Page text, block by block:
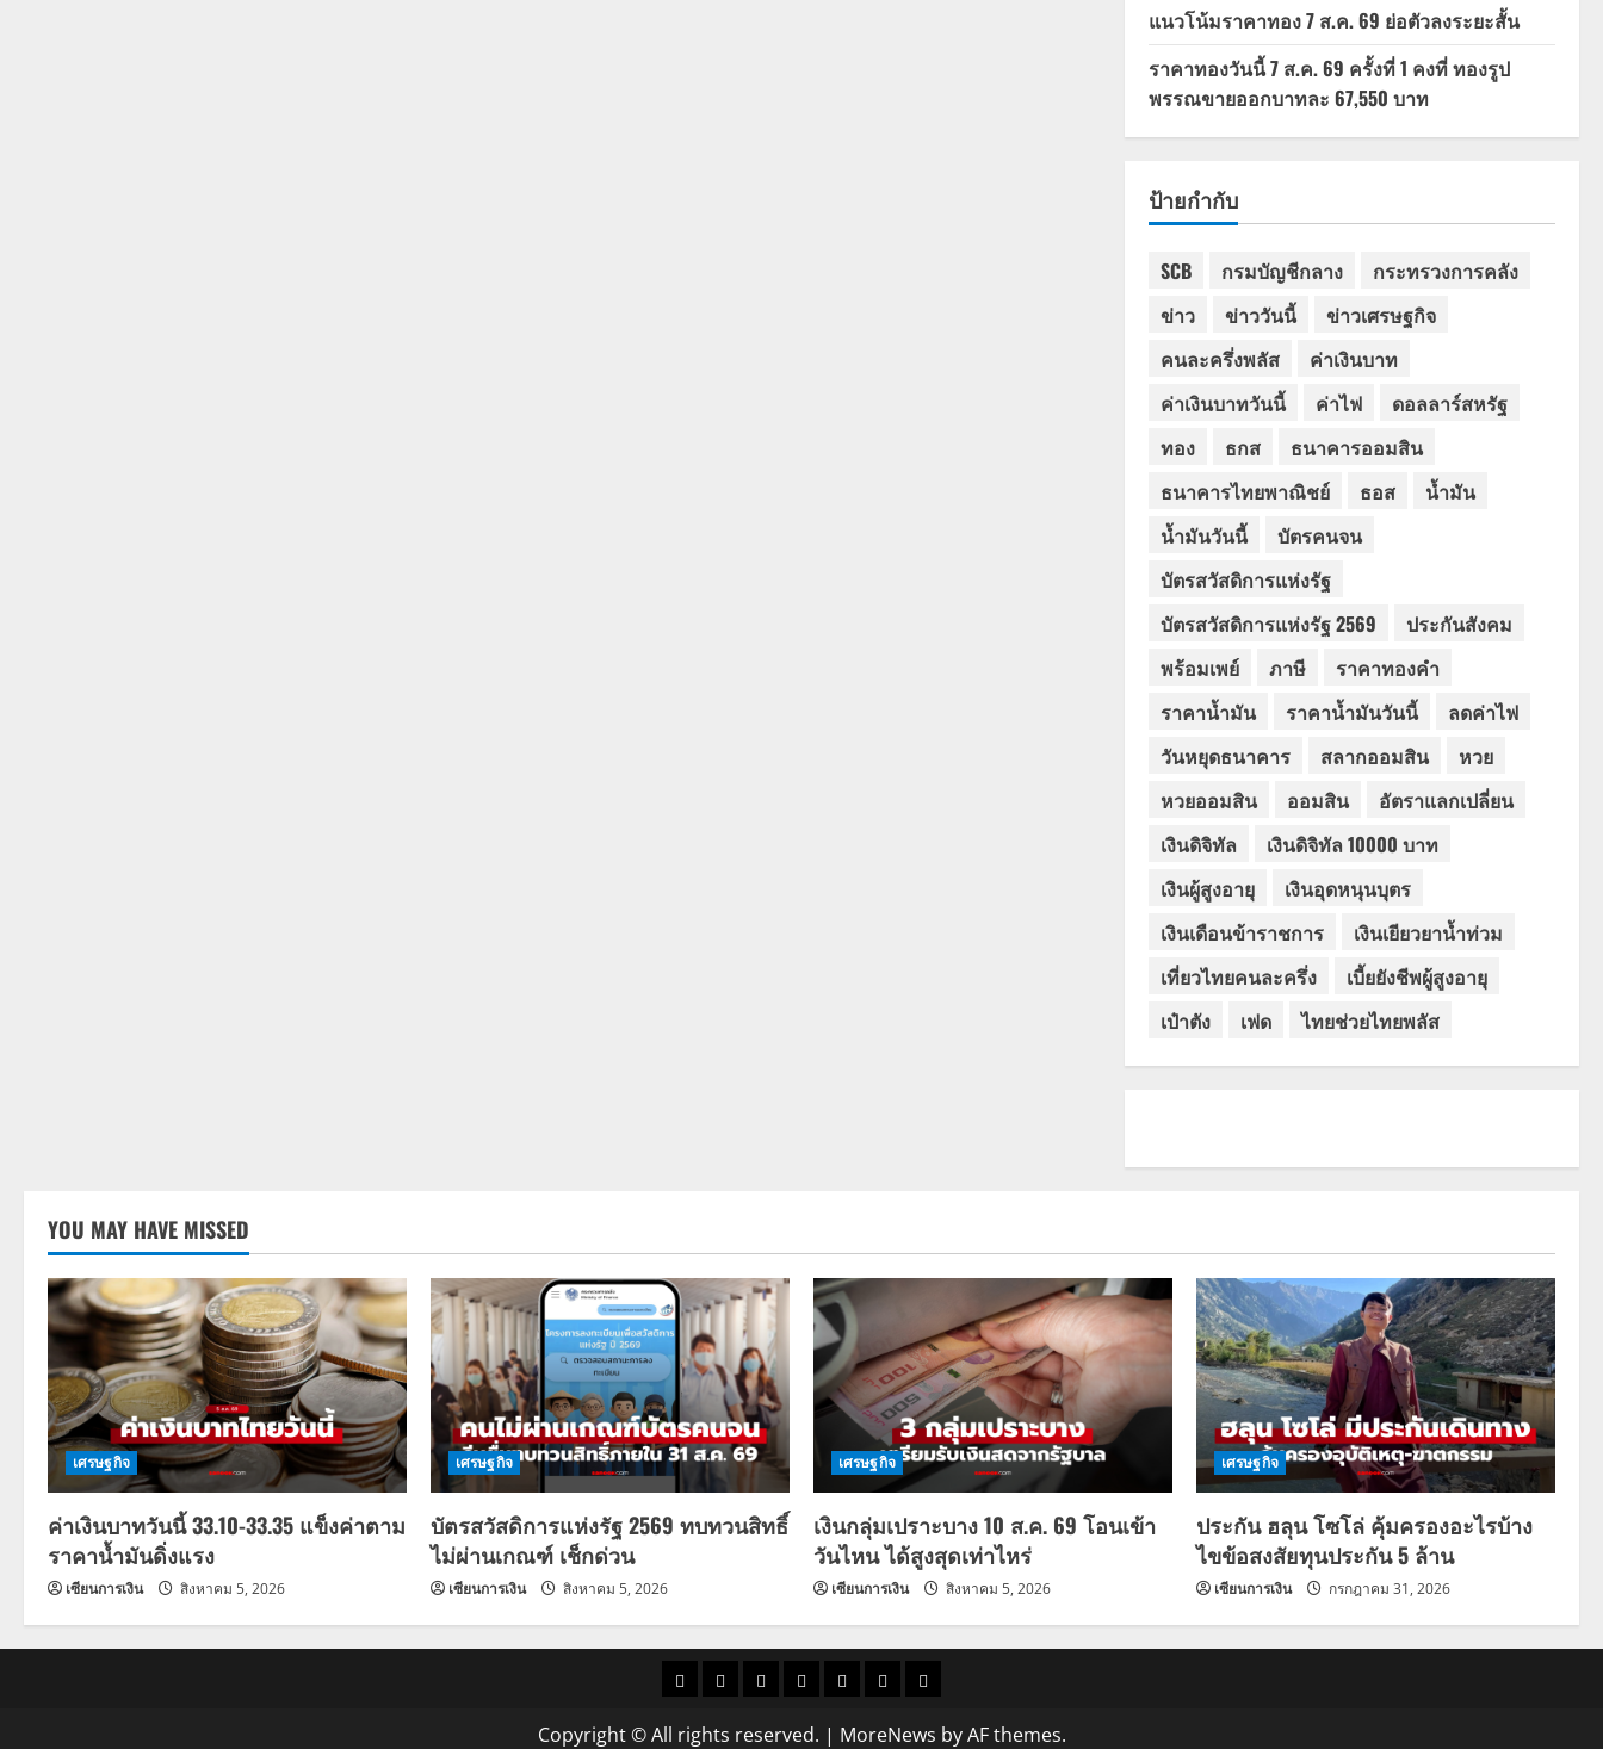
แนวโน้มราคาทอง 7 ส.ค. 69 ย่อตัวลงระยะสั้น
ราคาทองวันนี้ 7 ส.ค. 69 ครั้งที่ 1 คงที่ ทองรูป
พรรณขายออกบาทละ 67,550 บาท
ป้ายกำกับ
SCB กรมบัญชีกลาง
กระทรวงการคลัง
ข่าว
ข่าววันนี้
ข่าวเศรษฐกิจ
คนละครึ่งพลัส
ค่าเงินบาท
ค่าเงินบาทวันนี้
ค่าไฟ
ดอลลาร์สหรัฐ
ทอง
ธกส
ธนาคารออมสิน
ธนาคารไทยพาณิชย์
ธอส
น้ำมัน
น้ำมันวันนี้
บัตรคนจน
บัตรสวัสดิการแห่งรัฐ
บัตรสวัสดิการแห่งรัฐ 2569
ประกันสังคม
พร้อมเพย์
ภาษี
ราคาทองคำ
ราคาน้ำมัน
ราคาน้ำมันวันนี้
ลดค่าไฟ
วันหยุดธนาคาร
สลากออมสิน
หวย
หวยออมสิน
ออมสิน
อัตราแลกเปลี่ยน
เงินดิจิทัล
เงินดิจิทัล 10000 บาท
เงินผู้สูงอายุ
เงินอุดหนุนบุตร
เงินเดือนข้าราชการ
เงินเยียวยาน้ำท่วม
เที่ยวไทยคนละครึ่ง
เบี้ยยังชีพผู้สูงอายุ
เป๋าตัง
เฟด ไทยช่วยไทยพลัส
YOU MAY HAVE MISSED
เศรษฐกิจ
ค่าเงินบาทวันนี้ 33.10-33.35 แข็งค่าตาม
ราคาน้ำมันดิ่งแรง
เซียนการเงิน สิงหาคม 5, 2026
เศรษฐกิจ
บัตรสวัสดิการแห่งรัฐ 2569 ทบทวนสิทธิ์
ไม่ผ่านเกณฑ์ เช็กด่วน
เซียนการเงิน สิงหาคม 5, 2026
เศรษฐกิจ
เงินกลุ่มเปราะบาง 10 ส.ค. 69 โอนเข้า
วันไหน ได้สูงสุดเท่าไหร่
เซียนการเงิน สิงหาคม 5, 2026
เศรษฐกิจ
ประกัน ฮลุน โซโล่ คุ้มครองอะไรบ้าง
ไขข้อสงสัยทุนประกัน 5 ล้าน
เซียนการเงิน กรกฎาคม 31, 2026
ราคาแนว
ข่าว
ข่าว
ดูด
ที่
ผู้ชาย
Copyright © All rights reserved. | MoreNews by AF themes.